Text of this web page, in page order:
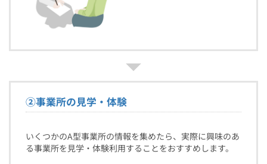
②事業所の見学・体験
いくつかのA型事業所の情報を集めたら、実際に興味のあ
る事業所を見学・体験利用することをおすすめします。